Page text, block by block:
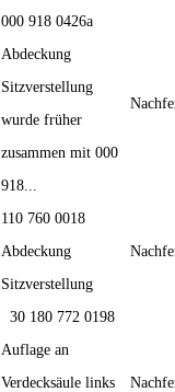
000 918 0426a
Abdeckung
Sitzverstellung
wurde früher
zusammen mit 000
918...
110 760 0018
Abdeckung
Sitzverstellung
30 180 772 0198
Auflage an
Verdecksäule links